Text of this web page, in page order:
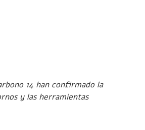
14 han confirmado la
y las herramientas